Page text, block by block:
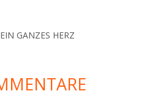
GANZES HERZ